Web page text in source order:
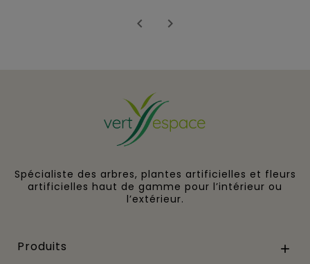
 
Spécialiste des arbres, plantes artificielles et fleurs
artificielles haut de gamme pour l’intérieur ou
l’extérieur.
Produits 